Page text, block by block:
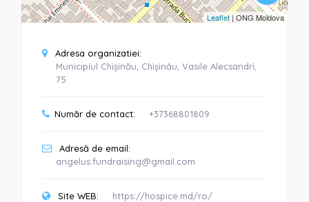
Leaflet| ONG Moldova
Adresa organizatiei:
Municipiul Chișinău, Chișinău, Vasile Alecsandri,
75
Număr de contact: +37368801809
Adresă de email:
angelus.fundraising@gmail.com
Site WEB: https://hospice.md/ro/